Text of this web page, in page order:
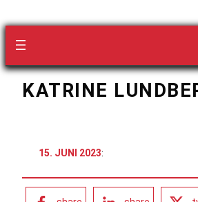
KATRINE
15. JUNI 2023: